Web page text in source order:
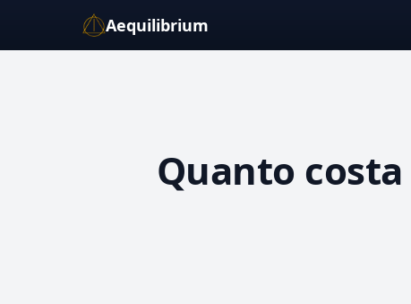
Aequilibrium
Quanto costa